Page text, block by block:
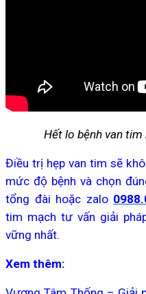
Hết lo bệnh van
Điều trị hẹp van tim sẽ
mức độ bệnh và chọn
tổng đài hoặc zalo
tim mạch tư vấn giải
vững nhất.
Xem thêm: